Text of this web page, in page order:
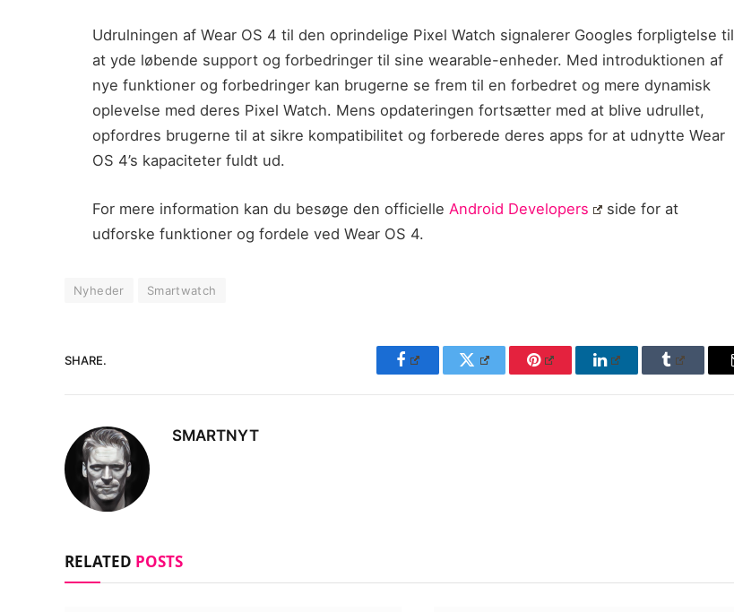
Udrulningen af Wear OS 4 til den oprindelige Pixel Watch signalerer Googles forpligtelse til
at yde løbende support og forbedringer til sine wearable-enheder. Med introduktionen af
nye funktioner og forbedringer kan brugerne se frem til en forbedret og mere dynamisk
oplevelse med deres Pixel Watch. Mens opdateringen fortsætter med at blive udrullet,
opfordres brugerne til at sikre kompatibilitet og forberede deres apps for at udnytte Wear
OS 4’s kapaciteter fuldt ud.
For mere information kan du besøge den officielle Android Developers
side for at
udforske funktioner og fordele ved Wear OS 4.
Nyheder Smartwatch
SHARE.
Facebook Twitter Pinterest LinkedIn Tumblr
SMARTNYT
RELATED POSTS